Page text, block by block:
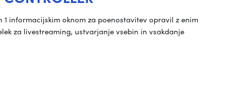
informacijskim oknom za poenostavitev opravil z enim
za livestreaming, ustvarjanje vsebin in vsakdanje